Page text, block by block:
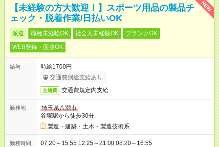
NEW
【未経験の方大歓迎！】スポーツ用品の製品チ
ェック・脱着作業/日払いOK
派遣 職種未経験OK 社会人未経験OK
ブランクOK
WEB登録・面接OK
給与
時給1700円
交通費別途支給あり
交通費 交通費規定内支給
勤務地
埼玉県八潮市
谷塚駅から徒歩30分
製造・建築・土木・製造技術系
勤務時間 07:20～15:55 12:25～21:00 08:20～16:55